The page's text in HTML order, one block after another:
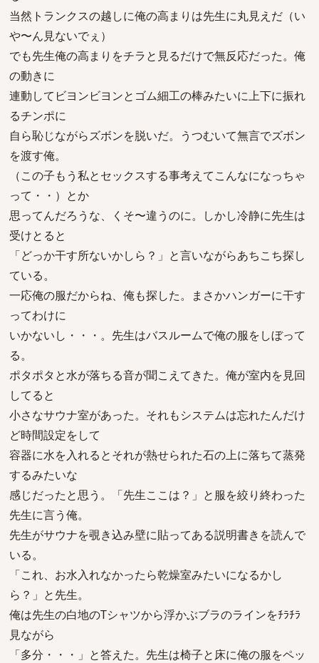
当然トランクスの越しに俺の高まりは先生に丸見えだ（い
や〜ん見ないでぇ）
でも先生俺の高まりをチラと見るだけで無反応だった。俺
の動きに
連動してビヨンビヨンとゴム細工の棒みたいに上下に振れ
るチンポに
自ら恥じながらズボンを脱いだ。うつむいて無言でズボン
を渡す俺。
（この子もう私とセックスする事考えてこんなになっちゃ
って・・）とか
思ってんだろうな、くそ〜違うのに。しかし冷静に先生は
受けとると
「どっか干す所ないかしら？」と言いながらあちこち探し
ている。
一応俺の服だからね、俺も探した。まさかハンガーに干す
ってわけに
いかないし・・・。先生はバスルームで俺の服をしぼって
る。
ポタポタと水が落ちる音が聞こえてきた。俺が室内を見回
してると
小さなサウナ室があった。それもシステムは忘れたんだけ
ど時間設定をして
容器に水を入れるとそれが熱せられた石の上に落ちて蒸発
するみたいな
感じだったと思う。「先生ここは？」と服を絞り終わった
先生に言う俺。
先生がサウナを覗き込み壁に貼ってある説明書きを読んで
いる。
「これ、お水入れなかったら乾燥室みたいになるかし
ら？」と先生。
俺は先生の白地のTシャツから浮かぶブラのラインをﾁﾗﾁﾗ
見ながら
「多分・・・」と答えた。先生は椅子と床に俺の服をペッ